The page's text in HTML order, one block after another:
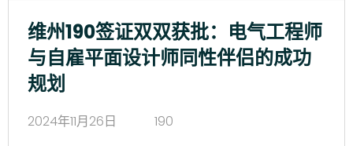
维州190签证双双获批：电气工程师
与自雇平面设计师同性伴侣的成功
规划
2024年11月26日
190